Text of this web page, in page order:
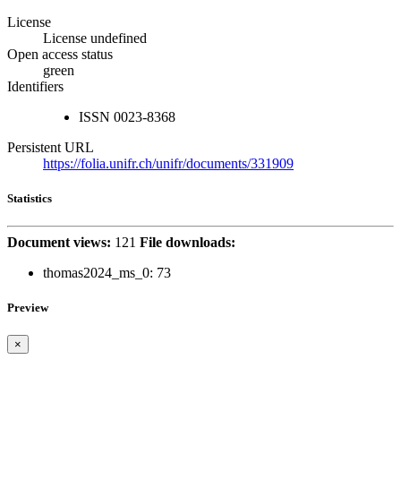
License
License undefined
Open access status
green
Identifiers
ISSN 0023-8368
Persistent URL
https://folia.unifr.ch/unifr/documents/331909
Statistics
Document views: 121 File downloads:
thomas2024_ms_0: 73
Preview
×